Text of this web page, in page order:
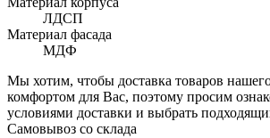
ЛДСП
Материал фасада
МДФ
Мы хотим, чтобы доставка товаров
комфортом для Вас, поэтому просим
условиями доставки и выбрать
Самовывоз со склада